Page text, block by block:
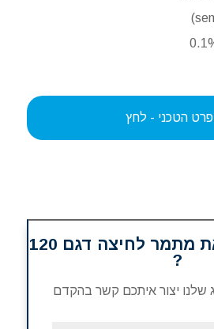
הטכני - לחץ
רוצים להזמין את מתמר לחיצה דגם 120
?
שלנו יצור איתכם קשר בהקדם